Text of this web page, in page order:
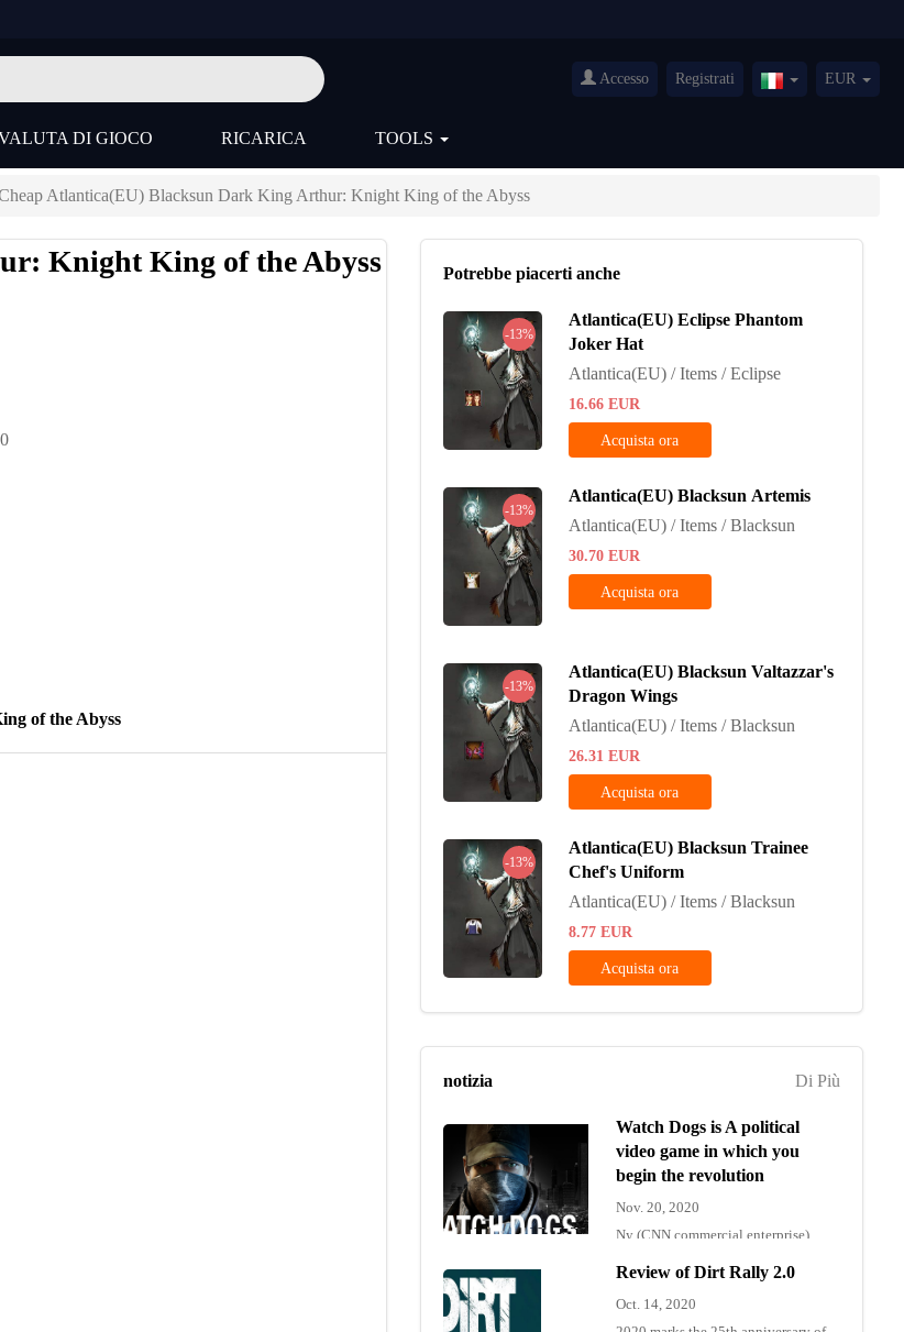
Accesso Registrati Italy(Italiano)
EUR
DI GIOCO RICARICA TOOLS
Atlantica(EU) Blacksun Dark King Arthur: Knight King of the Abyss
Knight King of the Abyss
of the Abyss
Potrebbe piacerti anche
-13%
Atlantica(EU) Eclipse Phantom
Joker Hat
Atlantica(EU) / Items / Eclipse
16.66 EUR
Acquista ora
-13%
Atlantica(EU) Blacksun Artemis
Atlantica(EU) / Items / Blacksun
30.70 EUR
Acquista ora
-13%
Atlantica(EU) Blacksun Valtazzar's
Dragon Wings
Atlantica(EU) / Items / Blacksun
26.31 EUR
Acquista ora
-13%
Atlantica(EU) Blacksun Trainee
Chef's Uniform
Atlantica(EU) / Items / Blacksun
8.77 EUR
Acquista ora
Di Più
notizia
Watch Dogs is A political
video game in which you
begin the revolution
Nov. 20, 2020
Ny (CNN commercial enterprise)
Review of Dirt Rally 2.0
Oct. 14, 2020